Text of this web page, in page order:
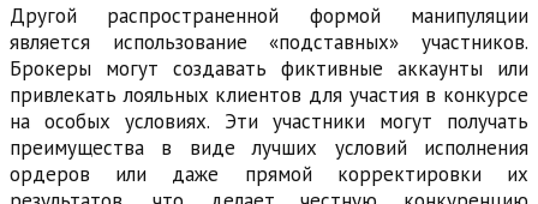
Другой распространенной формой манипуляции
является использование «подставных» участников.
Брокеры могут создавать фиктивные аккаунты или
привлекать лояльных клиентов для участия в конкурсе
на особых условиях. Эти участники могут получать
преимущества в виде лучших условий исполнения
ордеров или даже прямой корректировки их